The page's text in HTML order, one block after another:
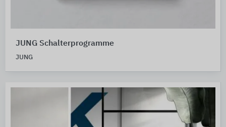
JUNG Schalterprogramme
JUNG